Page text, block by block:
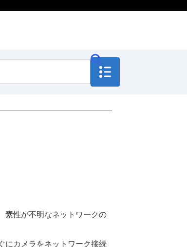
素性が不明なネットワークの
にカメラをネットワーク接続